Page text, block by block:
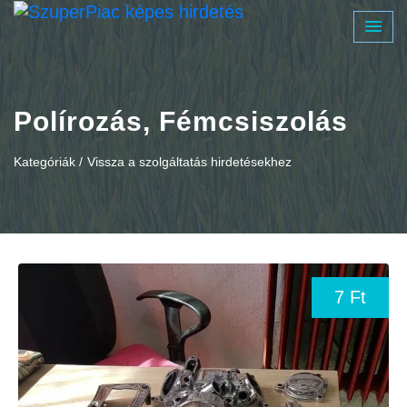
Polírozás, Fémcsiszolás
Kategóriák / Vissza a szolgáltatás hirdetésekhez
7 Ft